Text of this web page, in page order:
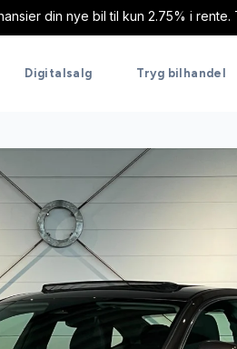
din nye bil til kun 2.75% i
Digitalsalg Tryg bilhandel